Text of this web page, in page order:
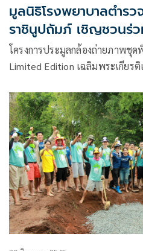
มูลนิธิโรงพยาบาลตำรว
ราชินูปถัมภ์ เชิญชวนร่วมโครงการประมูล
กล้องถ่ายภาพชุดพิเศษ
Limited Edition เฉลิมพระเกียรติ เนื่องใน
๒๒ องค์กรการกุศล)
โครงการประมูลกล้องถ่ายภาพชุ
Limited Edition เฉลิมพระเกียร